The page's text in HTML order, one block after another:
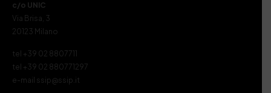
c/o UNIC
Via Brisa, 3
20123 Milano
tel +39 02 8807711
tel +39 02 880771297
e-mail ssip@ssip.it